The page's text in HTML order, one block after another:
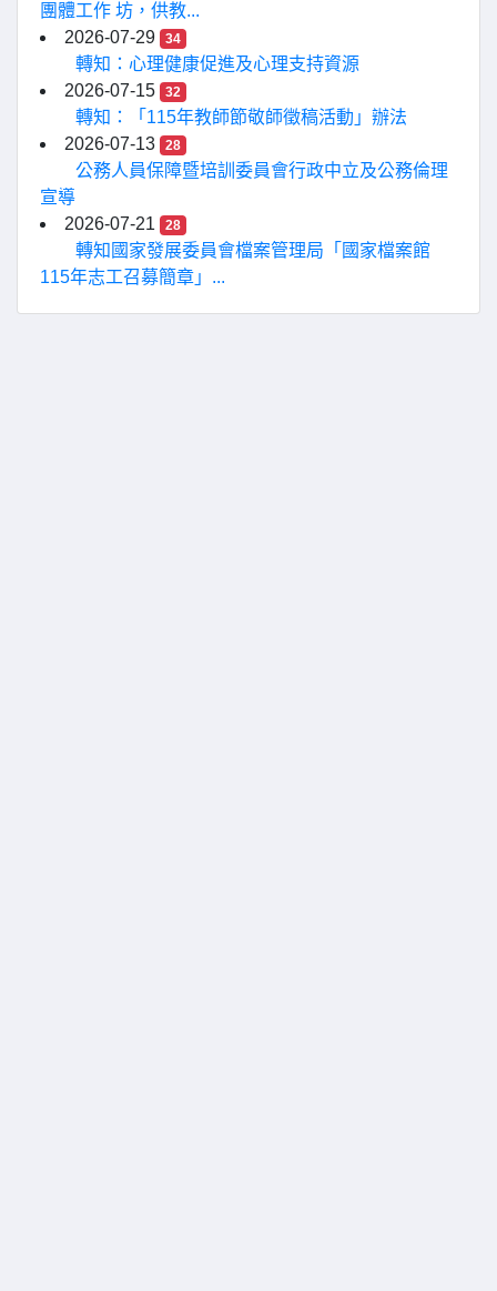
團體工作 坊，供教...
2026-07-29
34
轉知：心理健康促進及心理支持資源
2026-07-15
32
轉知：「115年教師節敬師徵稿活動」辦法
2026-07-13
28
公務人員保障暨培訓委員會行政中立及公務倫理
宣導
2026-07-21
28
轉知國家發展委員會檔案管理局「國家檔案館
115年志工召募簡章」...